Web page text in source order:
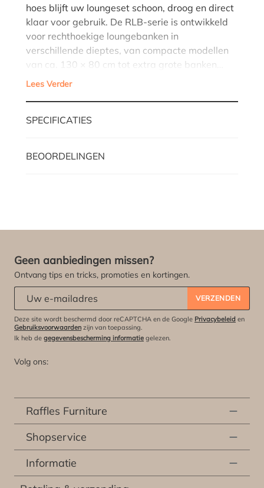
hoes blijft uw loungeset schoon, droog en direct
klaar voor gebruik. De RLB-serie is ontwikkeld
voor rechthoekige loungebanken in
verschillende dieptes, van compacte modellen
van ca. 130 × 80 cm tot extra grote banken…
Lees Verder
SPECIFICATIES
BEOORDELINGEN
Geen aanbiedingen missen?
Ontvang tips en tricks, promoties en kortingen.
VERZENDEN
Deze site wordt beschermd door reCAPTCHA en de Google Privacybeleid en
Gebruiksvoorwaarden zijn van toepassing.
Ik heb de gegevensbescherming informatie gelezen.
Volg ons:
Raffles Furniture
Shopservice
Informatie